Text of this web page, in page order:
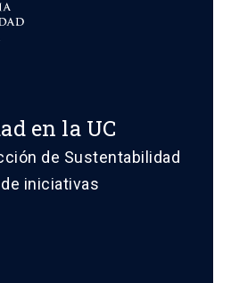
en la UC
de Sustentabilidad
iniciativas